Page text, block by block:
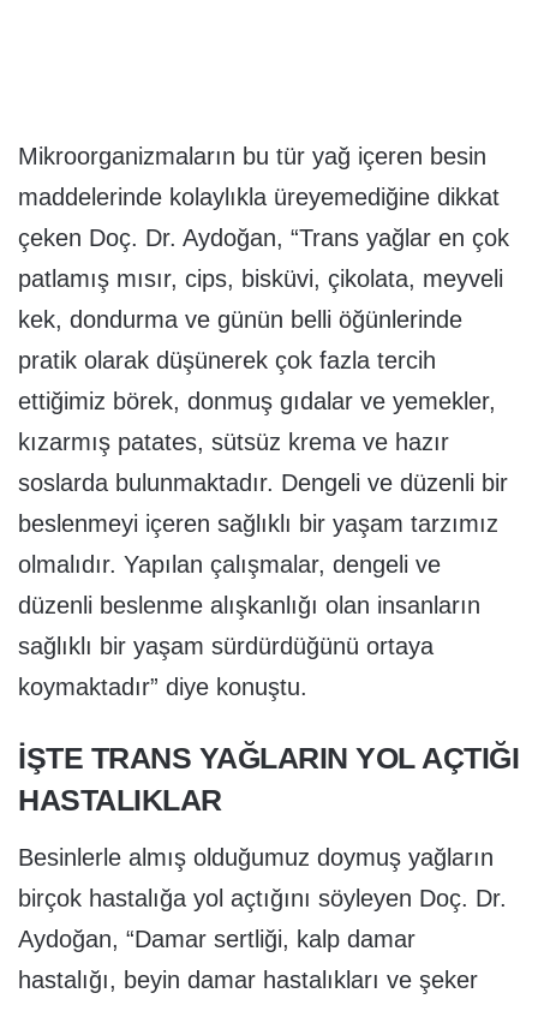
Mikroorganizmaların bu tür yağ içeren besin
maddelerinde kolaylıkla üreyemediğine dikkat
çeken Doç. Dr. Aydoğan, “Trans yağlar en çok
patlamış mısır, cips, bisküvi, çikolata, meyveli
kek, dondurma ve günün belli öğünlerinde
pratik olarak düşünerek çok fazla tercih
ettiğimiz börek, donmuş gıdalar ve yemekler,
kızarmış patates, sütsüz krema ve hazır
soslarda bulunmaktadır. Dengeli ve düzenli bir
beslenmeyi içeren sağlıklı bir yaşam tarzımız
olmalıdır. Yapılan çalışmalar, dengeli ve
düzenli beslenme alışkanlığı olan insanların
sağlıklı bir yaşam sürdürdüğünü ortaya
koymaktadır” diye konuştu.
İŞTE TRANS YAĞLARIN YOL AÇTIĞI
HASTALIKLAR
Besinlerle almış olduğumuz doymuş yağların
birçok hastalığa yol açtığını söyleyen Doç. Dr.
Aydoğan, “Damar sertliği, kalp damar
hastalığı, beyin damar hastalıkları ve şeker